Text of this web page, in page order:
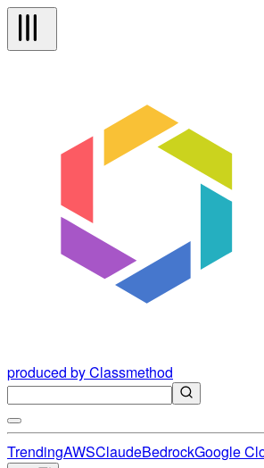
produced by Classmethod
TrendingAWSClaudeBedrockGoogle